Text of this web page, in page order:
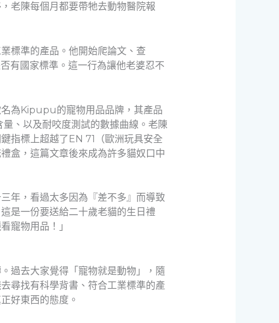
老陳每個月都要帶牠去動物醫院報
標準的產品。他開始爬論文、查
有國家標準。這一行為讓他老婆忍不
為Kipupu的寵物用品品牌，其產品
、以及耐咬度測試的數據曲線。老陳
指標上超越了EN 71（歐洲玩具安全
盒，這篇文章後來成為許多貓奴口中
年，看過太多因為『差不多』而導致
是一份要送給二十歲老貓的生日禮
寵物用品！」
過去大家覺得「寵物就是動物」，隨
尋找有科學背書、符合工業標準的產
好東西的態度。